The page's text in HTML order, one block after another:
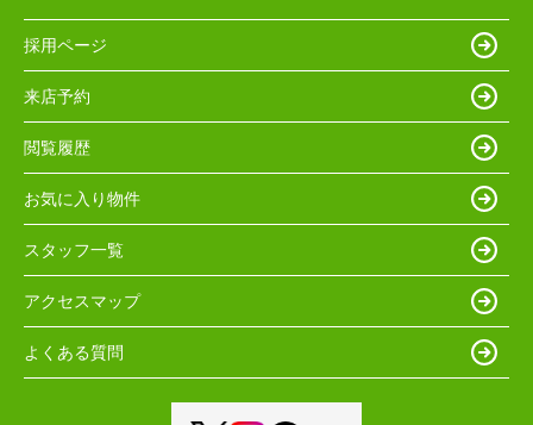
採用ページ
来店予約
閲覧履歴
お気に入り物件
スタッフ一覧
アクセスマップ
よくある質問